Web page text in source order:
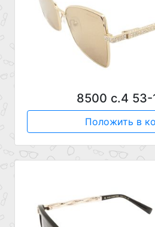
8500 с.4 53-
Положить в